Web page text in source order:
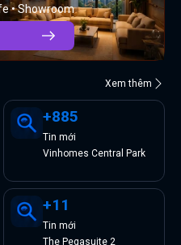
• Showroom
Xem thêm
+885
Tin mới
Vinhomes Central Park
+11
Tin mới
The Pegasuite 2